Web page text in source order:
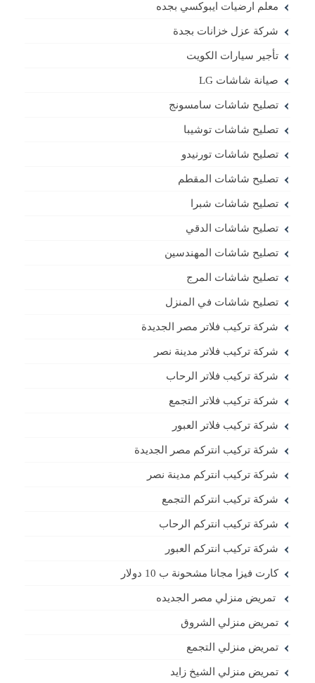
معلم ارضيات ايبوكسي بجده
شركة عزل خزانات بجدة
تأجير سيارات الكويت
صيانة شاشات LG
تصليح شاشات سامسونج
تصليح شاشات توشيبا
تصليح شاشات تورنيدو
تصليح شاشات المقطم
تصليح شاشات شبرا
تصليح شاشات الدقي
تصليح شاشات المهندسين
تصليح شاشات المرج
تصليح شاشات في المنزل
شركة تركيب فلاتر مصر الجديدة
شركة تركيب فلاتر مدينة نصر
شركة تركيب فلاتر الرحاب
شركة تركيب فلاتر التجمع
شركة تركيب فلاتر العبور
شركة تركيب انتركم مصر الجديدة
شركة تركيب انتركم مدينة نصر
شركة تركيب انتركم التجمع
شركة تركيب انتركم الرحاب
شركة تركيب انتركم العبور
كارت فيزا مجانا مشحونة ب 10 دولار
تمريض منزلي مصر الجديده
تمريض منزلي الشروق
تمريض منزلي التجمع
تمريض منزلي الشيخ زايد